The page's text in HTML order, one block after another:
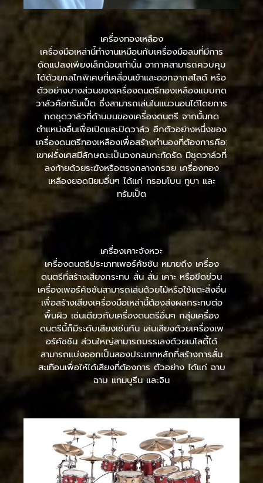
เครื่องทองเหลือง
เครื่องมือเหล่านี้ทำงานเหมือนกับเครื่องมือลมที่มีการ
ดัดแปลงเพียงเล็กน้อยเท่านั้น อากาศสามารถควบคุม
ได้ด้วยกลไกพิเศษที่เคลื่อนเข้าและออกจากสไลด์ หรือ
ตัวอย่างบางส่วนของเครื่องดนตรีทองเหลืองแบบกด
วาล์วคือทรัมเป็ต ซึ่งสามารถเล่นในแนวนอนได้โดยการ
กดชุดวาล์วที่ด้านบนของเครื่องดนตรี จากนั้นกด
ตำแหน่งอื่นเพื่อเปิดและปิดวาล์ว อีกตัวอย่างหนึ่งของ
เครื่องดนตรีทองเหลืองเพื่อสร้างทำนองที่ต้องการคือ:
เขาฝรั่งเศสมีลักษณะเป็นวงกลมกะทัดรัด มีชุดวาล์วที่
ลงท้ายด้วยระฆังหรือตรงกลางกรวย เครื่องทอง
เหลืองยอดนิยมอื่นๆ ได้แก่ ทรอมโบน ทูบา และ
ทรัมเป็ต
เครื่องเคาะจังหวะ
เครื่องดนตรีประเภทเพอร์คัชชัน หมายถึง เครื่อง
ดนตรีที่สร้างเสียงกระทบ สั่น สั่น เคาะ หรือขีดข่วน
เครื่องเพอร์คัชชันสามารถเล่นด้วยไม้หรือใช้แตะสิ่งอื่น
เพื่อสร้างเสียงเครื่องมือเหล่านี้ต้องส่งผลกระทบต่อ
พื้นผิว เช่นเดียวกับเครื่องดนตรีอื่นๆ กลุ่มเครื่อง
ดนตรีนี้ก็มีระดับเสียงเช่นกัน เล่นเสียงด้วยเครื่องเพ
อร์คัชชัน ส่วนใหญ่สามารถบรรเลงด้วยเมโลดี้ได้
สามารถแบ่งออกเป็นสองประเภทหลักที่สร้างการสั่น
สะเทือนเพื่อให้ได้เสียงที่ต้องการ ตัวอย่าง ได้แก่ ฉาบ
ฉาบ แทมบูรีน และจิน